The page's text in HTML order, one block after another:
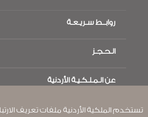
روابــط سـريـعـة
شروط السفر
السفر أثناء الحمل
ون وورلد
الـحـجـز
حجز القطار
RJ بلا حدود
عن الـمـلـكـيـة الأردنية
أعلن معنا
تستخدم الملكية الأردنية ملفات تعريف